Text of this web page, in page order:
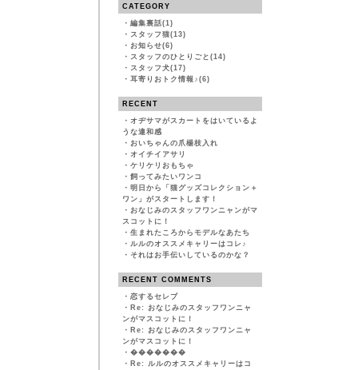
CATEGORY
・ 編集裏話(1)
・ スタッフ猫(13)
・ お知らせ(6)
・ スタッフのひとりごと(14)
・ スタッフ犬(17)
・ 耳寄りおトク情報♪(6)
RECENT
・ オヂサマがスカートをはいているよ
うな違和感
・ おいちゃんの爪楊枝入れ
・ オイチイアサリ
・ ケリケリおもちゃ
・ 飼ってみたいワンコ
・ 明日から「猫グッズコレクション＋
ワン」がスタートします！
・ おなじみのスタッフワンニャンがマ
スコットに！
・ 生まれたころからモデルなあたち
・ ルルのオススメキャリーはコレ♪
・ それはお手伝いしているのかな？
RECENT COMMENTS
・ 恋するセレブ
・ Re: おなじみのスタッフワンニャ
ンがマスコットに！
・ Re: おなじみのスタッフワンニャ
ンがマスコットに！
・ �������
・ Re: ルルのオススメキャリーはコ